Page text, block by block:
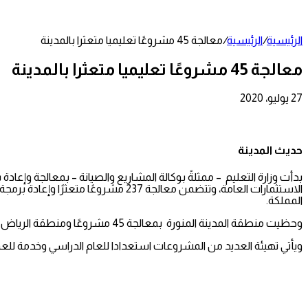
الرئيسية/الرئيسية/معالجة 45 مشروعًا تعليميا متعثرا بالمدينة
معالجة 45 مشروعًا تعليميا متعثرا بالمدينة
27 يوليو، 2020
فيسبوك
لينكدإن
واتساب
تيلقرام
مشاركة
طباعة
حديث المدينة
المملكة.
وحظيت منطقة المدينة المنورة بمعالجة 45 مشروعًا ومنطقة الرياض 66 مشروعًا، والمنطقة الشرقية 61 مشروعًا، ومكة المكرمة 60 مشروعًا و ومنطقة عسير 24 مشروعًا، ومنطقة جازان 17 مشروعًا،
ويأتي تهيئة العديد من المشروعات استعدادا للعام الدراسي وخدمة